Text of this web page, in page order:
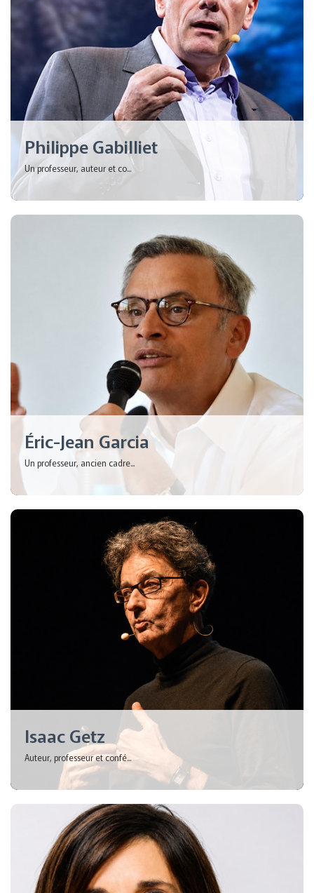
Philippe Gabilliet
Un professeur, auteur et co...
Éric-Jean Garcia
Un professeur, ancien cadre...
Isaac Getz
Auteur, professeur et confé...